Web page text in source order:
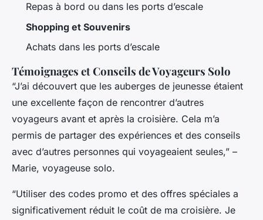
Repas à bord ou dans les ports d’escale
Shopping et Souvenirs
Achats dans les ports d’escale
Témoignages et Conseils de Voyageurs Solo
“J’ai découvert que les auberges de jeunesse étaient
une excellente façon de rencontrer d’autres
voyageurs avant et après la croisière. Cela m’a
permis de partager des expériences et des conseils
avec d’autres personnes qui voyageaient seules,” –
Marie, voyageuse solo.
“Utiliser des codes promo et des offres spéciales a
significativement réduit le coût de ma croisière. Je